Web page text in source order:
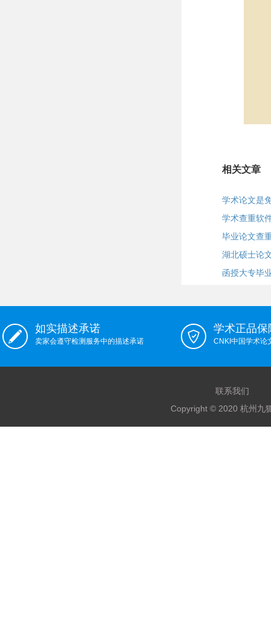
相关文章
学术论文是
学术查重软
毕业论文查
湖北硕士论
函授大专毕
如实描述承诺
卖家会遵守检测服务中的描述承诺
学术正品保
CNKI中国学术论
联系我们
Copyright © 2020 杭州九